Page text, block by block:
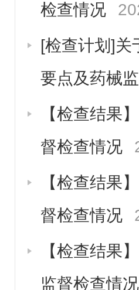
检查情况
[检查计划]关
要点及药械
【检查结果
督检查情况
【检查结果
督检查情况
【检查结果
监督检查情况